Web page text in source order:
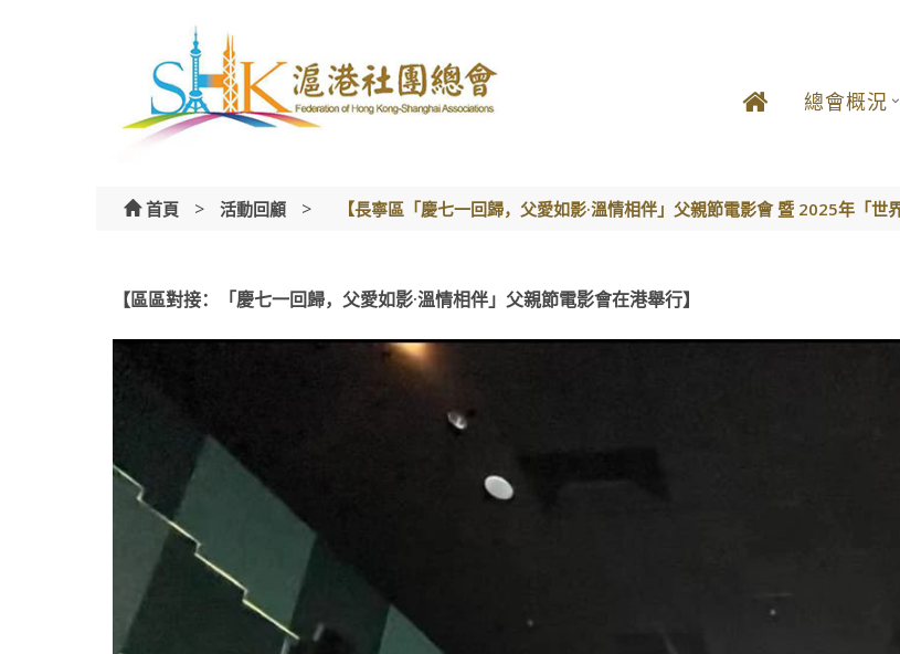
總會概況
首頁 > 活動回顧 > 【長寧區「慶七一回歸，父愛如影·溫情相伴」父親節電影會 暨 2025年「世
【區區對接：「慶七一回歸，父愛如影·溫情相伴」父親節電影會在港舉行】